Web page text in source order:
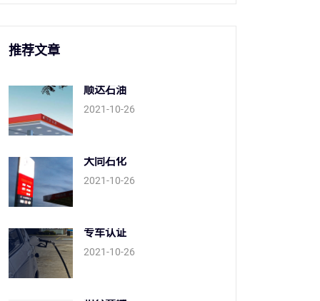
推荐文章
顺达石油
2021-10-26
大同石化
2021-10-26
专车认证
2021-10-26